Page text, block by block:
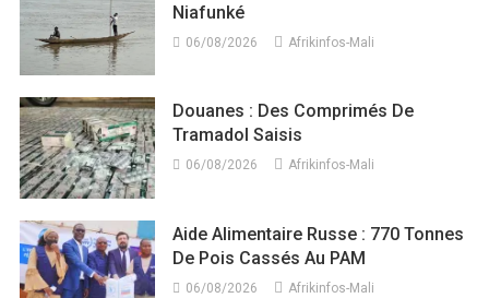
Niafunké
06/08/2026 Afrikinfos-Mali
Douanes : Des Comprimés De
Tramadol Saisis
06/08/2026 Afrikinfos-Mali
Aide Alimentaire Russe : 770 Tonnes
De Pois Cassés Au PAM
06/08/2026 Afrikinfos-Mali